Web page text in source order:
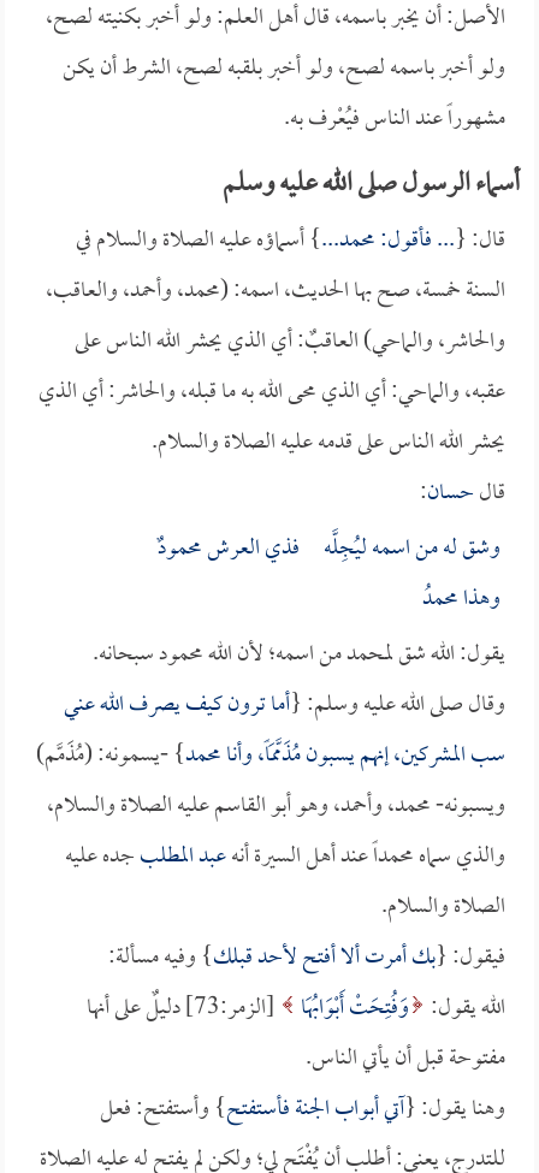
الأصل: أن يخبر باسمه، قال أهل العلم: ولو أخبر بكنيته لصح،
ولو أخبر باسمه لصح، ولو أخبر بلقبه لصح، الشرط أن يكن
مشهوراً عند الناس فيُعْرف به.
أسماء الرسول صلى الله عليه وسلم
قال: {... فأقول: محمد...} أسماؤه عليه الصلاة والسلام في
السنة خمسة، صح بها الحديث، اسمه: (محمد، وأحمد، والعاقب،
والحاشر، والماحي) العاقبٌ: أي الذي يحشر الله الناس على
عقبه، والماحي: أي الذي محى الله به ما قبله، والحاشر: أي الذي
يحشر الله الناس على قدمه عليه الصلاة والسلام.
قالحسان:
وشق له من اسمه ليُجِلَّه فذي العرش محمودٌ
وهذا محمدُ
يقول: الله شق لمحمد من اسمه؛ لأن الله محمود سبحانه.
وقال صلى الله عليه وسلم: {أما ترون كيف يصرف الله عني
سب المشركين، إنهم يسبون مُذَمَّمَاً، وأنا محمد} -يسمونه: (مُذَمَّم)
ويسبونه- محمد، وأحمد، وهو أبو القاسم عليه الصلاة والسلام،
والذي سماه محمداً عند أهل السيرة أنهعبد المطلبجده عليه
الصلاة والسلام.
فيقول: {بك أمرت ألا أفتح لأحد قبلك} وفيه مسألة:
الله يقول: وَفُتِحَتْ أَبْوَابُهَا
[الزمر:73] دليلٌ على أنها
مفتوحة قبل أن يأتي الناس.
وهنا يقول: {آتي أبواب الجنة فأستفتح} وأستفتح: فعل
للتدرج، يعني: أطلب أن يُفْتَح لي؛ ولكن لم يفتح له عليه الصلاة